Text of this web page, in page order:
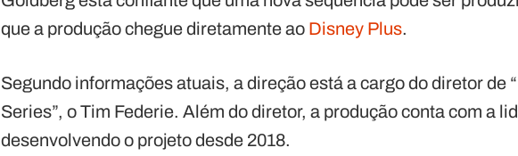
que a produção chegue diretamente ao Disney Plus.
Segundo informações atuais, a direção está a cargo do diretor de
Series”, o Tim Federie. Além do diretor, a produção conta com a
desenvolvendo o projeto desde 2018.